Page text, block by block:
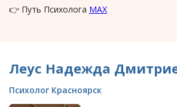
👉 Путь Психолога MAX
Леус Надежда
Психолог Красноярск